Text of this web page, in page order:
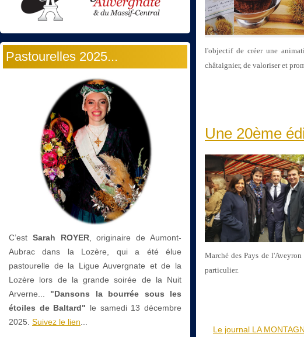
Pastourelles 2025...
C’est Sarah ROYER, originaire de Aumont-
Aubrac dans la Lozère, qui a été élue
pastourelle de la Ligue Auvergnate et de la
Lozère lors de la grande soirée de la Nuit
Arverne...
"Dansons la bourrée sous les
étoiles de Baltard" le samedi 13 décembre
2025. Suivez le lien
l'objectif de créer une
châtaignier, de valoriser et
Une 20ème
Marché des Pays de
particulier.
Le journal LA